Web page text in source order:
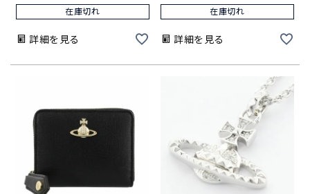
在庫切れ
詳細を見る
在庫切れ
詳細を見る